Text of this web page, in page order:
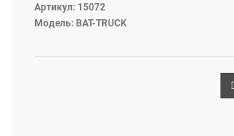
Артикул: 15072
Модель: BAT-TRUCK